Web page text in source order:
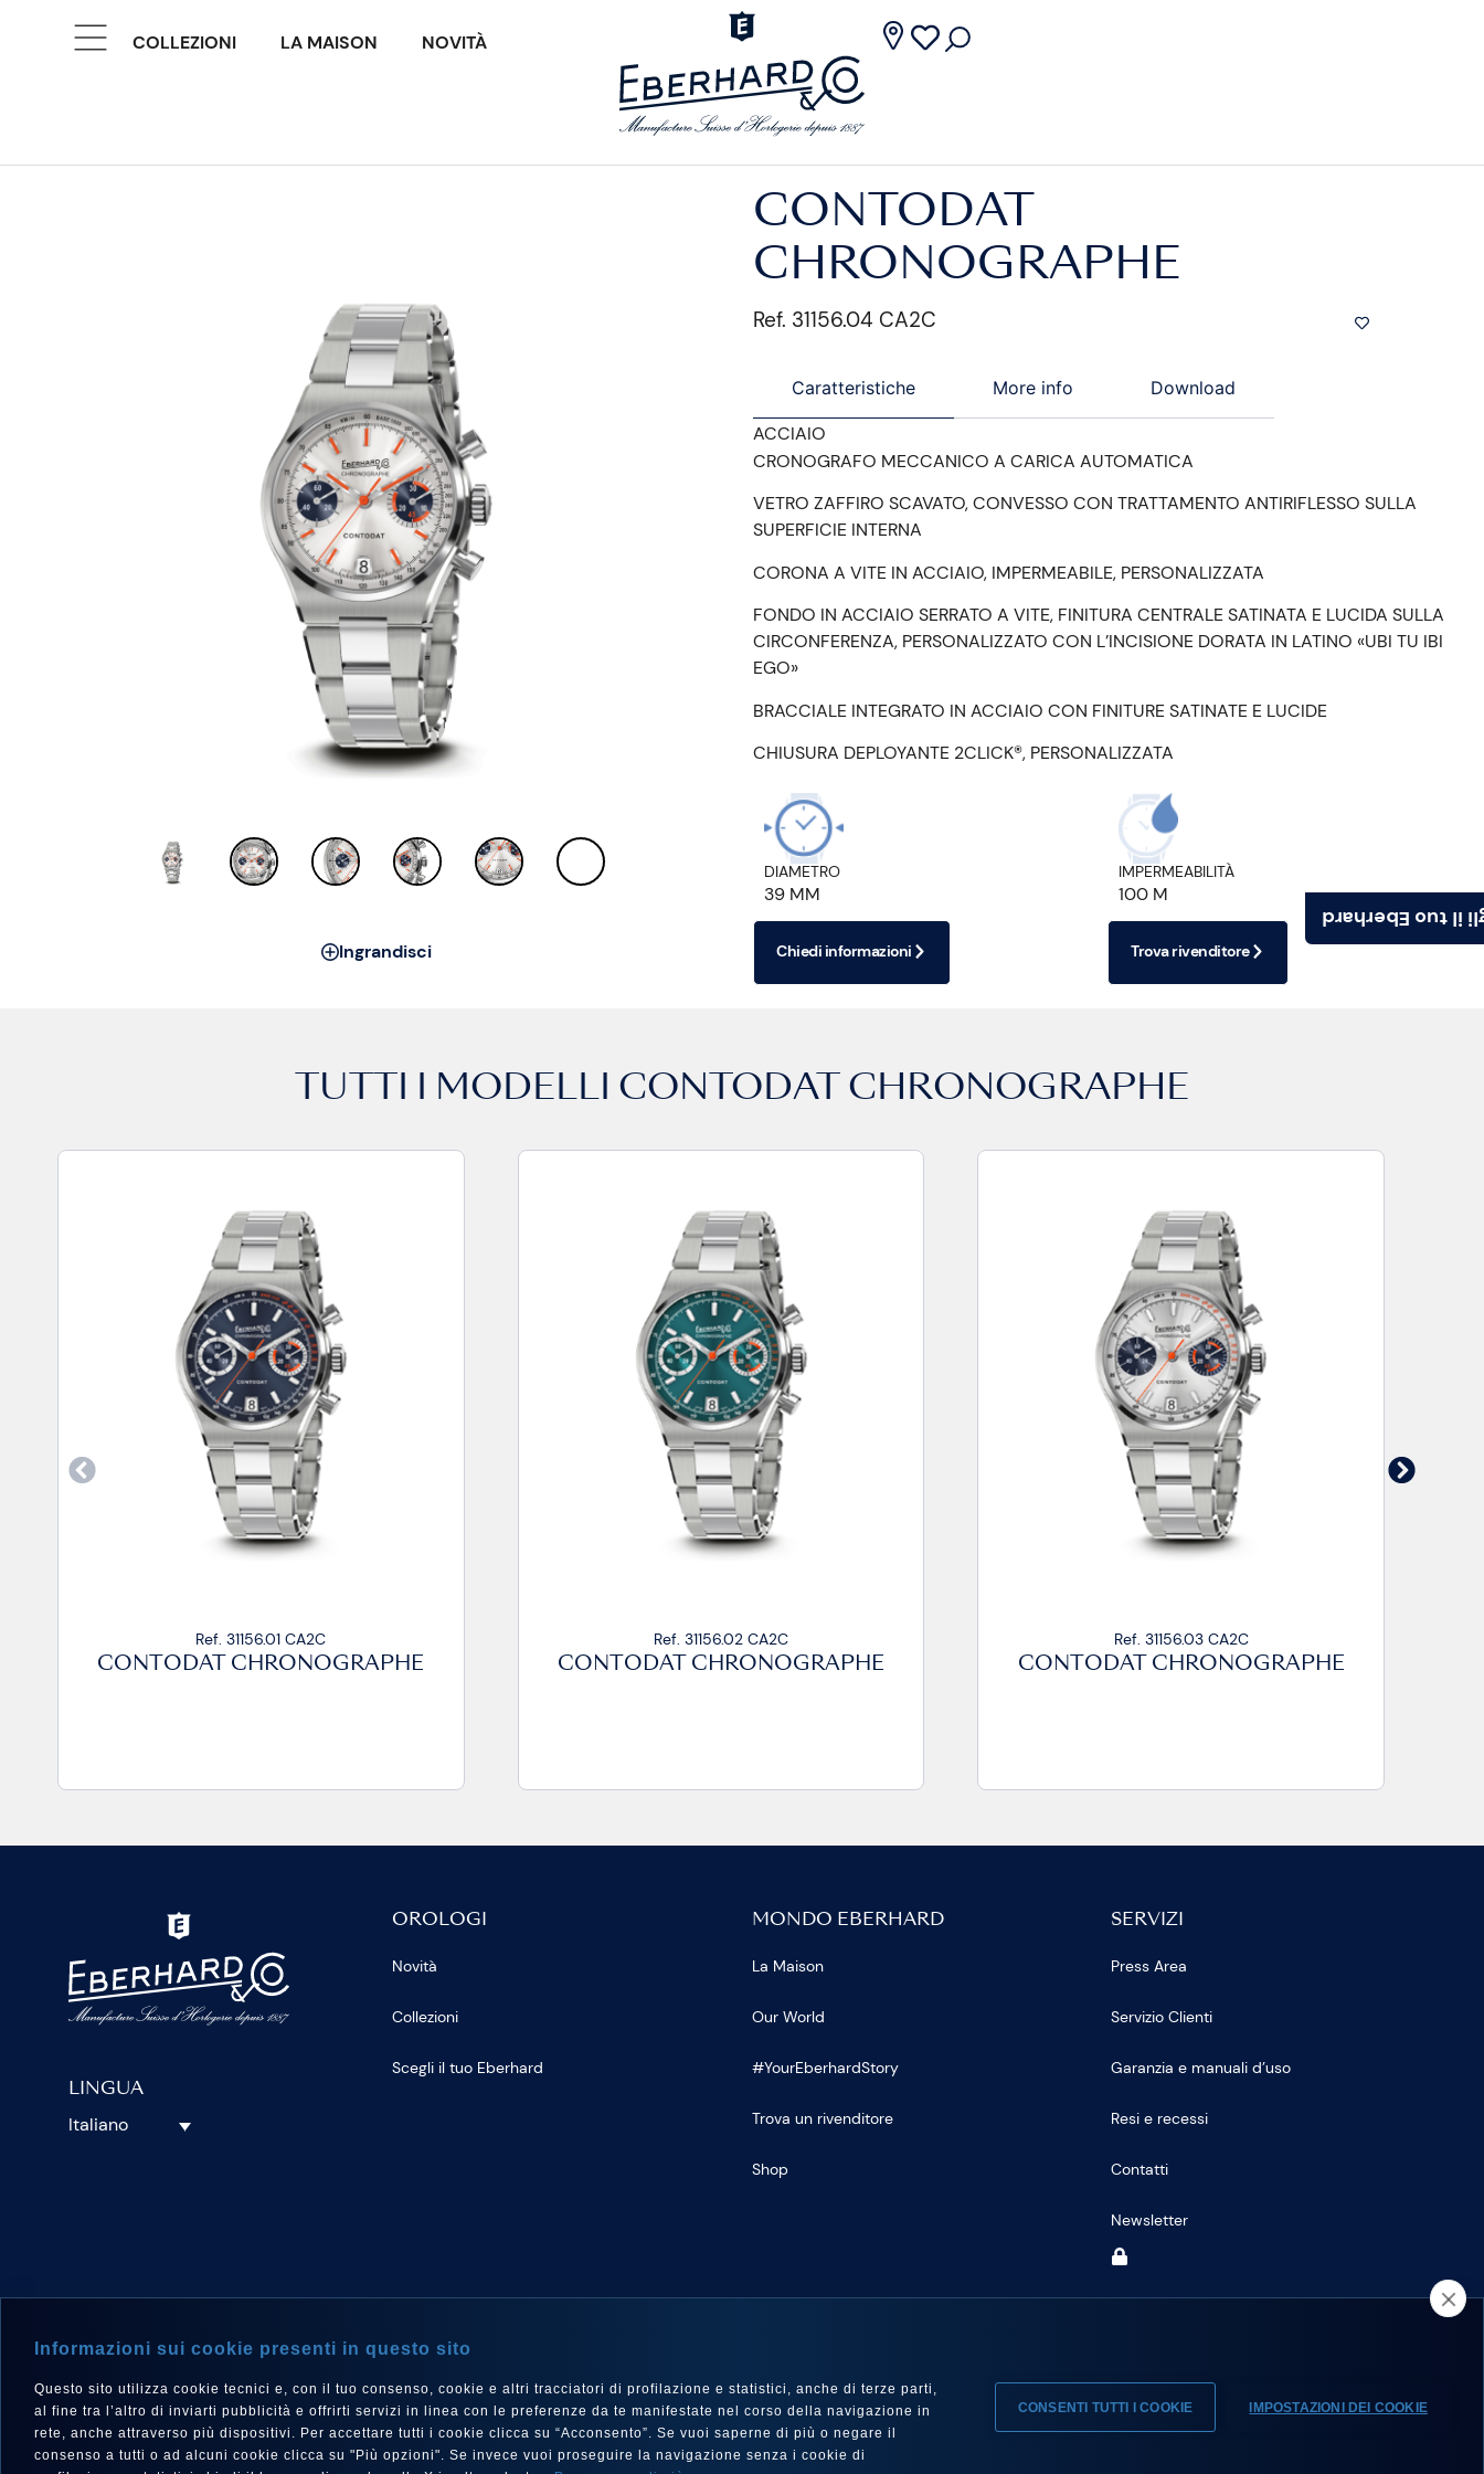
COLLEZIONI LA MAISON NOVITÀ
Scegli il tuo
Ingrandisci
CONTODAT
CHRONOGRAPHE
Ref. 31156.04 CA2C
Caratteristiche More info Download
ACCIAIO
CRONOGRAFO MECCANICO A CARICA AUTOMATICA
VETRO ZAFFIRO SCAVATO, CONVESSO CON TRATTAMENTO ANTIRIFLESSO SULLA
SUPERFICIE INTERNA
CORONA A VITE IN ACCIAIO, IMPERMEABILE, PERSONALIZZATA
FONDO IN ACCIAIO SERRATO A VITE, FINITURA CENTRALE SATINATA E LUCIDA SULLA
CIRCONFERENZA, PERSONALIZZATO CON L’INCISIONE DORATA IN LATINO «UBI TU IBI
EGO»
BRACCIALE INTEGRATO IN ACCIAIO CON FINITURE SATINATE E LUCIDE
CHIUSURA DEPLOYANTE 2CLICK®, PERSONALIZZATA
DIAMETRO
39 MM
IMPERMEABILITÀ
100 M
Chiedi informazioni Trova rivenditore
TUTTI I MODELLI CONTODAT CHRONOGRAPHE
Ref. 31156.01 CA2C
CONTODAT CHRONOGRAPHE
Ref. 31156.02 CA2C
CONTODAT CHRONOGRAPHE
Ref. 31156.03 CA2C
CONTODAT CHRONOGRAPHE
LINGUA
Italiano
OROLOGI
Novità
Collezioni
Scegli il tuo Eberhard
MONDO EBERHARD
La Maison
Our World
#YourEberhardStory
Trova un rivenditore
Shop
SERVIZI
Press Area
Servizio Clienti
Garanzia e manuali d’uso
Resi e recessi
Contatti
Newsletter
Informazioni sui cookie presenti in questo sito
Questo sito utilizza cookie tecnici e, con il tuo consenso, cookie e altri tracciatori di profilazione e statistici, anche di terze parti,
al fine tra l’altro di inviarti pubblicità e offrirti servizi in linea con le preferenze da te manifestate nel corso della navigazione in
rete, anche attraverso più dispositivi. Per accettare tutti i cookie clicca su “Acconsento”. Se vuoi saperne di più o negare il
consenso a tutti o ad alcuni cookie clicca su "Più opzioni". Se invece vuoi proseguire la navigazione senza i cookie di
CONSENTI TUTTI I COOKIE IMPOSTAZIONI DEI COOKIE